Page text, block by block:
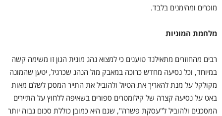
מוכרים ומהימנים בלבד.
מלחמת המוניות
רבים מהחוזרים מתאילנד טוענים כי למצוא נהג מונית הגון זו משימה קשה
במיוחד, וכל נסיעה מחדש כרוכה במאבק מול הנהג שכרגיל, יטען שהמונה
מקולקל על מנת להאריך את הטיול ולהוביל את התייר המסכן לשלם מאות
באט על נסיעה קצרה של קילומטרים ספורים בשאיפה ללחוץ על התיירים
המסכנים ולהוביל ל"עסקת פשרה", שגם היא כמובן כוללת סכום גבוה יותר